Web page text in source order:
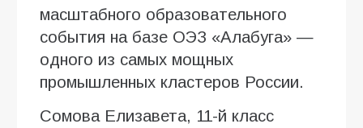
масштабного образовательного
события на базе ОЭЗ «Алабуга» —
одного из самых мощных
промышленных кластеров России.
Сомова Елизавета, 11-й класс